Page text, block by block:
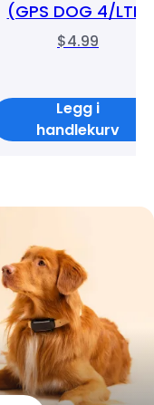
(GPS DOG 4/LTE)
$4.99
Legg i
handlekurv